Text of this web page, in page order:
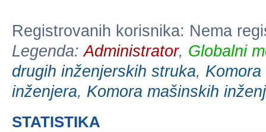
Registrovanih korisnika: Nema
Legenda:Administrator, Globalni
drugih inženjerskih struka,
inženjera, Komora mašinskih
STATISTIKA